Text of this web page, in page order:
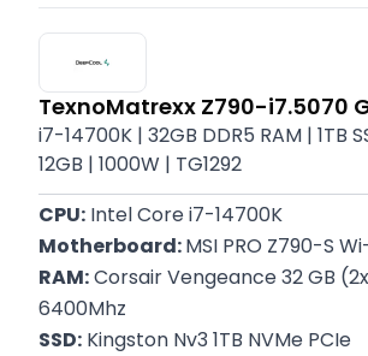
TexnoMatrexx Z790-i7.5070
i7-14700K | 32GB DDR5 RAM | 1TB
12GB | 1000W | TG1292
CPU: Intel Core i7-14700K
Motherboard: MSI PRO Z790-S
RAM: Corsair Vengeance 32 GB
6400Mhz
SSD: Kingston Nv3 1TB NVMe PCIe